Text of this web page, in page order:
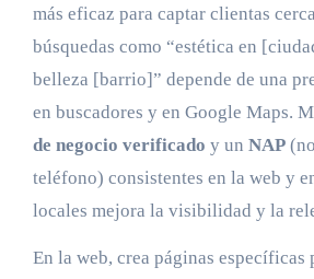
más eficaz para captar clientas
búsquedas como “estética en
belleza [barrio]” depende de una
en buscadores y en Google Maps.
de negocio verificado y un NAP
teléfono) consistentes en la web y
locales mejora la visibilidad y la
En la web, crea páginas específicas